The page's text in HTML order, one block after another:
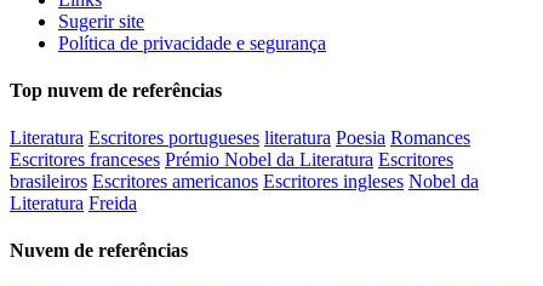
Sugerir site
Política de privacidade e segurança
Top nuvem de referências
Literatura Escritores portugueses literatura Poesia Romances
Escritores franceses Prémio Nobel da Literatura Escritores
brasileiros Escritores americanos Escritores ingleses Nobel da
Literatura Freida
Nuvem de referências